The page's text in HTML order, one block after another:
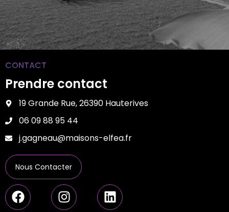
CONTACT
Prendre contact
19 Grande Rue, 26390 Hauterives
06 09 88 95 44
j.gagneau@maisons-elfea.fr
Nous Contacter